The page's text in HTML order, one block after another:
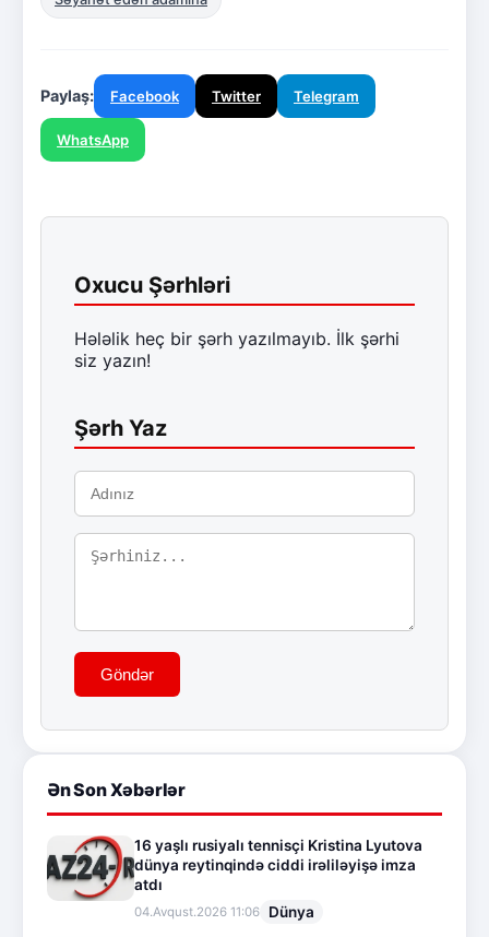
Paylaş: Facebook Twitter Telegram
WhatsApp
Oxucu Şərhləri
Hələlik heç bir şərh yazılmayıb. İlk şərhi
siz yazın!
Şərh Yaz
Göndər
Ən Son Xəbərlər
16 yaşlı rusiyalı tennisçi Kristina Lyutova
dünya reytinqində ciddi irəliləyişə imza
atdı
04.Avqust.2026 11:06 Dünya